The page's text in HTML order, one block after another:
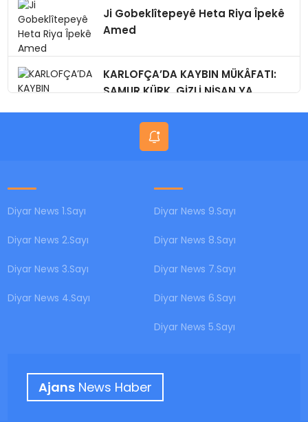
Ji Gobeklîtepeyê Heta Riya Îpekê
Amed
KARLOFÇA’DA KAYBIN MÜKÂFATI:
SAMUR KÜRK, GİZLİ NİŞAN,YA
Diyar News 1.Sayı
Diyar News 2.Sayı
Diyar News 3.Sayı
Diyar News 4.Sayı
Diyar News 9.Sayı
Diyar News 8.Sayı
Diyar News 7.Sayı
Diyar News 6.Sayı
Diyar News 5.Sayı
Ajans News Haber